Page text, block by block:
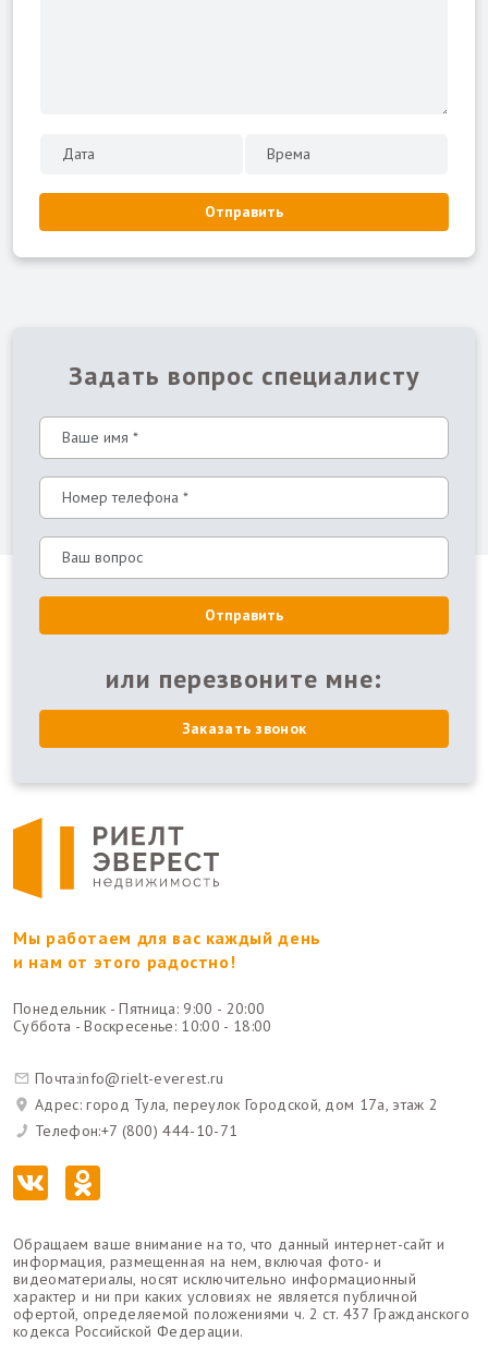
Отправить
Задать вопрос специалисту
Отправить
или перезвоните мне:
Заказать звонок
Мы работаем для вас каждый день
и нам от этого радостно!
Понедельник - Пятница: 9:00 - 20:00
Суббота - Воскресенье: 10:00 - 18:00
Почта:info@rielt-everest.ru
Адрес: город Тула, переулок Городской, дом 17а, этаж 2
Телефон:+7 (800) 444-10-71
Обращаем ваше внимание на то, что данный интернет-сайт и
информация, размещенная на нем, включая фото- и
видеоматериалы, носят исключительно информационный
характер и ни при каких условиях не является публичной
офертой, определяемой положениями ч. 2 ст. 437 Гражданского
кодекса Российской Федерации.